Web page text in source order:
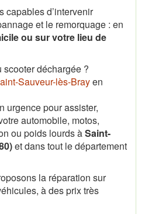
capables d’intervenir
et le remorquage : en
ou sur votre lieu de
scooter déchargée ?
Sauveur-lès-Brayen
urgence pour assister,
automobile, motos,
ou poids lourds àSaint-
et dans tout le département
la réparation sur
à des prix très